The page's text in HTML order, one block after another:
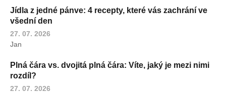
Jídla z jedné pánve: 4 recepty, které vás zachrání ve
všední den
27. 07. 2026
Jan
Plná čára vs. dvojitá plná čára: Víte, jaký je mezi nimi
rozdíl?
27. 07. 2026